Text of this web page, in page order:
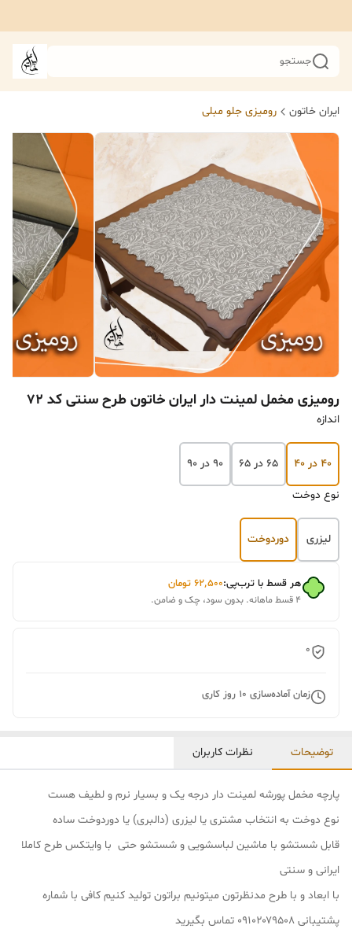
جستجو
ایران خاتون رومیزی جلو مبلی
رومیزی مخمل لمینت دار ایران خاتون طرح سنتی کد 72
اندازه
۴۰ در ۴۰ ۶۵ در ۶۵ ۹۰ در ۹۰
نوع دوخت
لیزری دوردوخت
هر قسط با ترب‌پی:۶۲٬۵۰۰ تومان
۴ قسط ماهانه. بدون سود، چک و ضامن.
0
زمان آماده‌سازی 10 روز کاری
توضیحات نظرات کاربران
پارچه مخمل پورشه لمینت دار درجه یک و بسیار نرم و لطیف هست
نوع دوخت به انتخاب مشتری یا لیزری (دالبری) یا دوردوخت ساده
قابل شستشو با ماشین لباسشویی و شستشو حتی با وایتکس طرح کاملا
ایرانی و سنتی
با ابعاد و با طرح مدنظرتون میتونیم براتون تولید کنیم کافی با شماره
پشتیبانی ۰۹۱۰۲۰۷۹۵۰۸ تماس بگیرید